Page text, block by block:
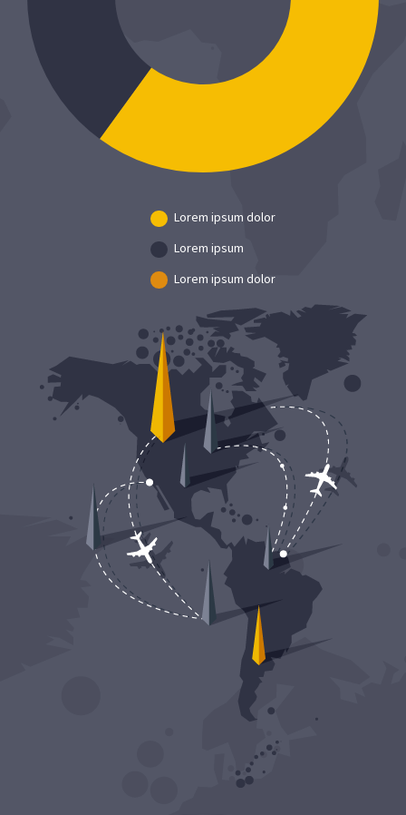
Lorem ipsum dolor
Lorem ipsum
Lorem ipsum dolor